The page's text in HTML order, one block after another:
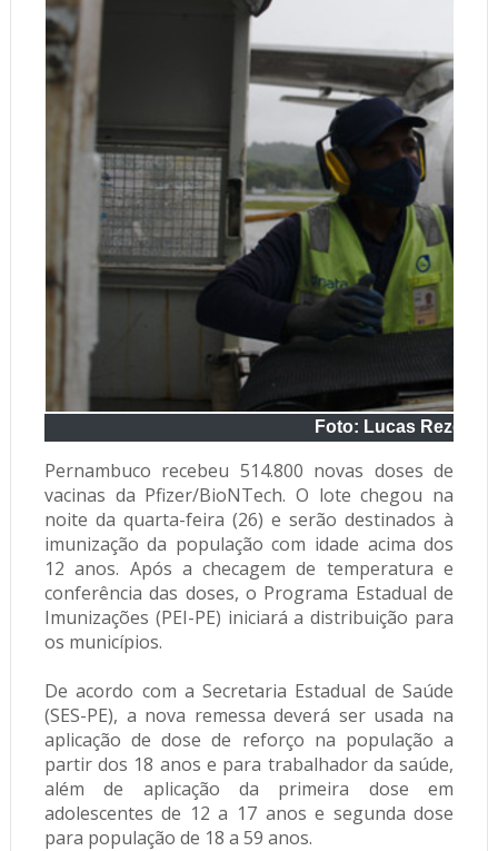
Foto: Lucas
Pernambuco recebeu 514.800 novas doses de
vacinas da Pfizer/BioNTech. O lote chegou na
noite da quarta-feira (26) e serão destinados à
imunização da população com idade acima dos
12 anos. Após a checagem de temperatura e
conferência das doses, o Programa Estadual de
Imunizações (PEI-PE) iniciará a distribuição para
os municípios.
De acordo com a Secretaria Estadual de Saúde
(SES-PE), a nova remessa deverá ser usada na
aplicação de dose de reforço na população a
partir dos 18 anos e para trabalhador da saúde,
além de aplicação da primeira dose em
adolescentes de 12 a 17 anos e segunda dose
para população de 18 a 59 anos.